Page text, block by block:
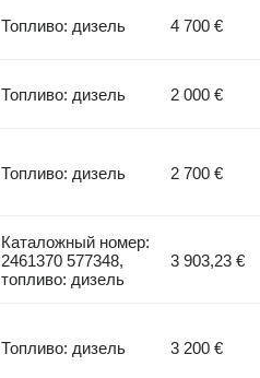
Топливо: дизель 4 700 €
Топливо: дизель 2 000 €
Топливо: дизель 2 700 €
Каталожный номер:
2461370 577348,
топливо: дизель
3 903,23 €
Топливо: дизель 3 200 €